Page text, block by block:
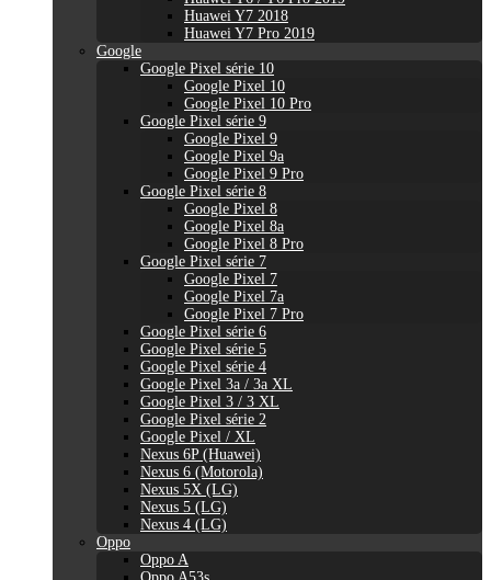
Huawei Y7 2018
Huawei Y7 Pro 2019
Google
Google Pixel série 10
Google Pixel 10
Google Pixel 10 Pro
Google Pixel série 9
Google Pixel 9
Google Pixel 9a
Google Pixel 9 Pro
Google Pixel série 8
Google Pixel 8
Google Pixel 8a
Google Pixel 8 Pro
Google Pixel série 7
Google Pixel 7
Google Pixel 7a
Google Pixel 7 Pro
Google Pixel série 6
Google Pixel série 5
Google Pixel série 4
Google Pixel 3a / 3a XL
Google Pixel 3 / 3 XL
Google Pixel série 2
Google Pixel / XL
Nexus 6P (Huawei)
Nexus 6 (Motorola)
Nexus 5X (LG)
Nexus 5 (LG)
Nexus 4 (LG)
Oppo
Oppo A